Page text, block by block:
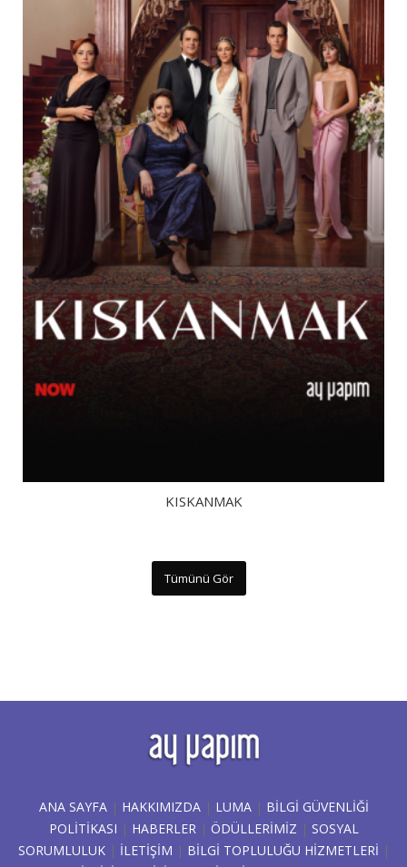
KISKANMAK
Tümünü Gör
ANA SAYFA| HAKKIMIZDA| LUMA| BILGI GÜVENLIĞI
POLITIKASI | HABERLER| ÖDÜLLERİMİZ | SOSYAL
SORUMLULUK| İLETİŞİM | BİLGİ TOPLULUĞU HİZMETLERİ |